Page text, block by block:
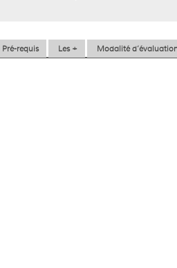
Pré-requis Les + Modalité